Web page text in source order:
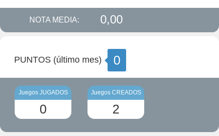
NOTA MEDIA: 0,00
PUNTOS (último mes) 0
Juegos JUGADOS
0
Juegos CREADOS
2